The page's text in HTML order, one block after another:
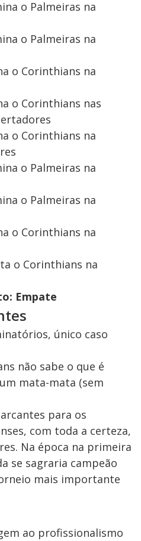
o Palmeiras na
o Palmeiras na
o Corinthians na
o Corinthians nas
o Corinthians na
o Palmeiras na
o Palmeiras na
o Corinthians na
o Corinthians na
Empate
único caso
não sabe o que é
mata-mata (sem
para os
com toda a certeza,
Na época na primeira
se sagraria campeão
mais importante
ao profissionalismo